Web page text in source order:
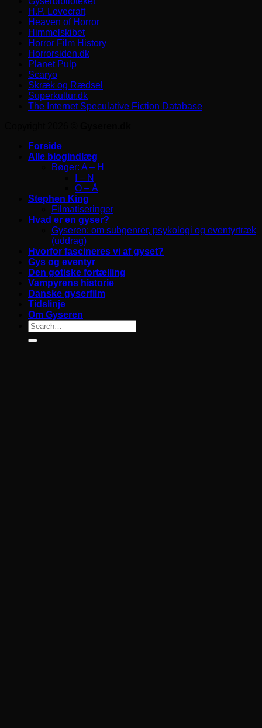
H.P. Lovecraft
Heaven of Horror
Himmelskibet
Horror Film History
Horrorsiden.dk
Planet Pulp
Scaryo
Skræk og Rædsel
Superkultur.dk
The Internet Speculative Fiction Database
Forside
Alle blogindlæg
Bøger: A – H
I – N
O – Å
Stephen King
Filmatiseringer
Hvad er en gyser?
Gyseren: om subgenrer, psykologi og eventyrtræk
(uddrag)
Hvorfor fascineres vi af gyset?
Gys og eventyr
Den gotiske fortælling
Vampyrens historie
Danske gyserfilm
Tidslinje
Om Gyseren